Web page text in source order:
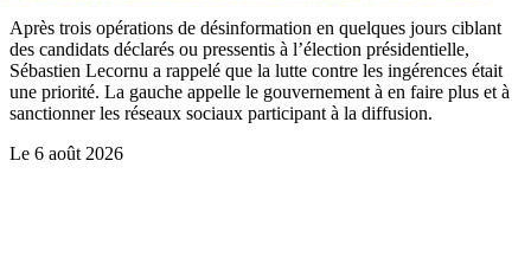
Après trois opérations de désinformation en quelques jours ciblant
des candidats déclarés ou pressentis à l’élection présidentielle,
Sébastien Lecornu a rappelé que la lutte contre les ingérences était
une priorité. La gauche appelle le gouvernement à en faire plus et à
sanctionner les réseaux sociaux participant à la diffusion.
Le 6 août 2026